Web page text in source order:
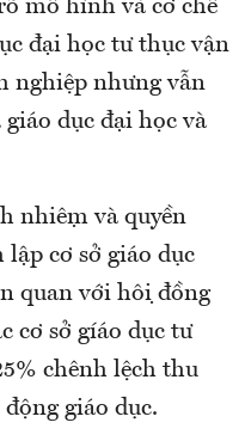
mô hình và cơ chế
đại học tư thục vận
nghiệp nhưng vẫn
dục đại học và
nhiệm và quyền
cơ sở giáo dục
quan với hội đồng
cơ sở gíáo dục tư
chênh lệch thu
giáo dục.